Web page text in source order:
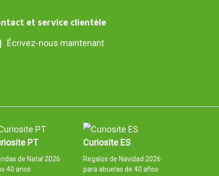
et service clientèle
Écrivez-nous maintenant
PT
de Natal 2026
40 anos
Curiosite ES
Regalos de Navidad 2026
para abuelas de 40 años